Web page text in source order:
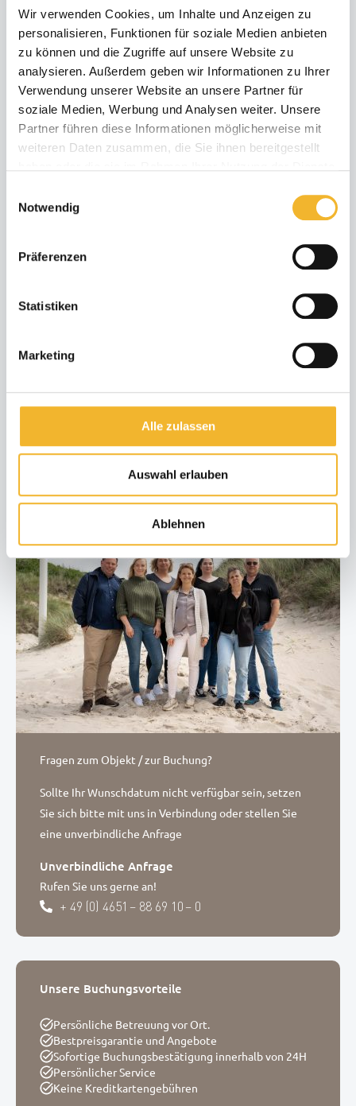
Wir verwenden Cookies, um Inhalte und Anzeigen zu
personalisieren, Funktionen für soziale Medien anbieten
zu können und die Zugriffe auf unsere Website zu
analysieren. Außerdem geben wir Informationen zu Ihrer
Verwendung unserer Website an unsere Partner für
soziale Medien, Werbung und Analysen weiter. Unsere
Partner führen diese Informationen möglicherweise mit
weiteren Daten zusammen, die Sie ihnen bereitgestellt
Notwendig
Präferenzen
Statistiken
Marketing
Alle zulassen
Auswahl erlauben
Ablehnen
min. 7 Nächte
Last Minute 30 %
min. 4 Nächte
Weitere Angebote zeigen
Fragen zum Objekt / zur Buchung?
Sollte Ihr Wunschdatum nicht verfügbar sein, setzen
Sie sich bitte mit uns in Verbindung oder stellen Sie
eine unverbindliche Anfrage
Unverbindliche Anfrage
Rufen Sie uns gerne an!
+ 49 (0) 4651 – 88 69 10 – 0
Unsere Buchungsvorteile
Persönliche Betreuung vor Ort.
Bestpreisgarantie und Angebote
Sofortige Buchungsbestätigung innerhalb von 24H
Persönlicher Service
Keine Kreditkartengebühren